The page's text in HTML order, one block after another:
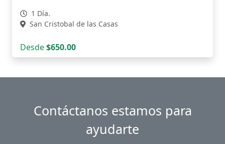
1 Día.
San Cristobal de las Casas
Desde$650.00
Contáctanos estamos para
ayudarte